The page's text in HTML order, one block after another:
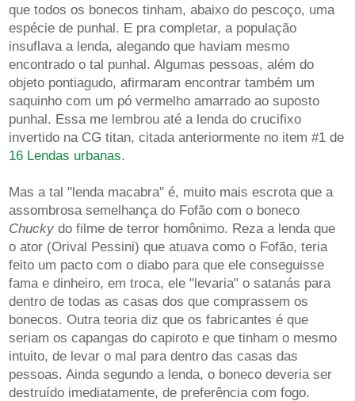
que todos os bonecos tinham, abaixo do pescoço, uma
espécie de punhal. E pra completar, a população
insuflava a lenda, alegando que haviam mesmo
encontrado o tal punhal. Algumas pessoas, além do
objeto pontiagudo, afirmaram encontrar também um
saquinho com um pó vermelho amarrado ao suposto
punhal. Essa me lembrou até a lenda do crucifixo
invertido na CG titan, citada anteriormente no item #1 de
16 Lendas urbanas.
Mas a tal "lenda macabra" é, muito mais escrota que a
assombrosa semelhança do Fofão com o boneco
Chuckydo filme de terror homônimo. Reza a lenda que
o ator (Orival Pessini) que atuava como o Fofão, teria
feito um pacto com o diabo para que ele conseguisse
fama e dinheiro, em troca, ele "levaria" o satanás para
dentro de todas as casas dos que comprassem os
bonecos. Outra teoria diz que os fabricantes é que
seriam os capangas do capiroto e que tinham o mesmo
intuito, de levar o mal para dentro das casas das
pessoas. Ainda segundo a lenda, o boneco deveria ser
destruído imediatamente, de preferência com fogo.